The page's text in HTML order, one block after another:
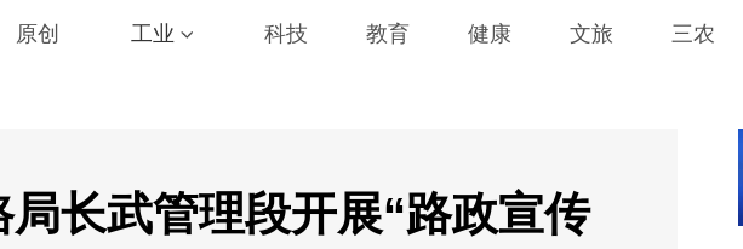
原创 工业 科技 教育 健康 文旅 三农
局长武管理段开展“路政宣传